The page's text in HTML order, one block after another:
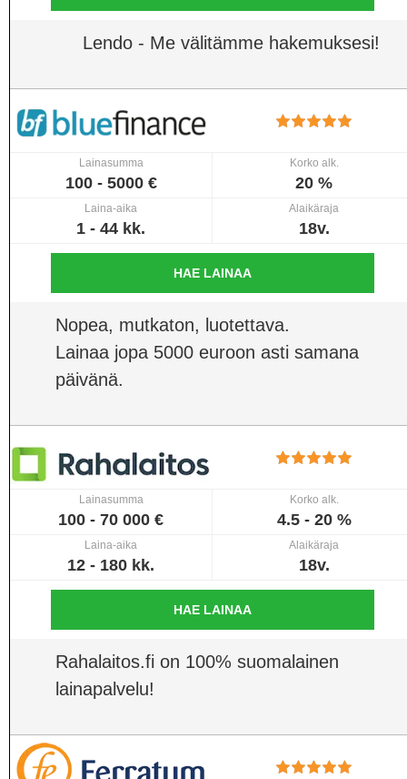
Lendo - Me välitämme hakemuksesi!
Lainasumma
100 - 5000 €
Korko alk.
20 %
Laina-aika
1 - 44 kk.
Alaikäraja
18v.
HAE LAINAA
Nopea, mutkaton, luotettava.
Lainaa jopa 5000 euroon asti samana
päivänä.
Lainasumma
100 - 70 000 €
Korko alk.
4.5 - 20 %
Laina-aika
12 - 180 kk.
Alaikäraja
18v.
HAE LAINAA
Rahalaitos.fi on 100% suomalainen
lainapalvelu!